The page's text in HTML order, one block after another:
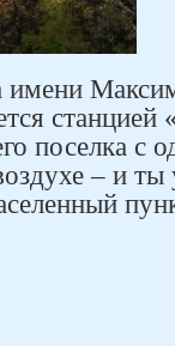
поселка с
– и